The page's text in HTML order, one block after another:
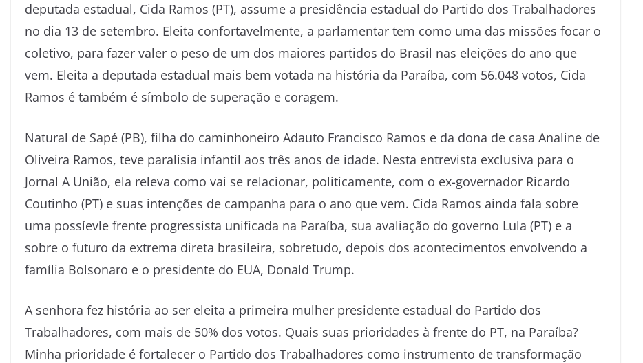
deputada estadual, Cida Ramos (PT), assume a presidência estadual do Partido dos Trabalhadores
no dia 13 de setembro. Eleita confortavelmente, a parlamentar tem como uma das missões focar o
coletivo, para fazer valer o peso de um dos maiores partidos do Brasil nas eleições do ano que
vem. Eleita a deputada estadual mais bem votada na história da Paraíba, com 56.048 votos, Cida
Ramos é também é símbolo de superação e coragem.
Natural de Sapé (PB), filha do caminhoneiro Adauto Francisco Ramos e da dona de casa Analine de
Oliveira Ramos, teve paralisia infantil aos três anos de idade. Nesta entrevista exclusiva para o
Jornal A União, ela releva como vai se relacionar, politicamente, com o ex-governador Ricardo
Coutinho (PT) e suas intenções de campanha para o ano que vem. Cida Ramos ainda fala sobre
uma possíevle frente progressista unificada na Paraíba, sua avaliação do governo Lula (PT) e a
sobre o futuro da extrema direta brasileira, sobretudo, depois dos acontecimentos envolvendo a
família Bolsonaro e o presidente do EUA, Donald Trump.
A senhora fez história ao ser eleita a primeira mulher presidente estadual do Partido dos
Trabalhadores, com mais de 50% dos votos. Quais suas prioridades à frente do PT, na Paraíba?
Minha prioridade é fortalecer o Partido dos Trabalhadores como instrumento de transformação